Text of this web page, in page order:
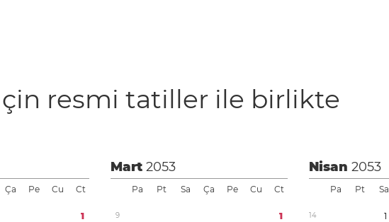
resmi tatiller ile birlikte
Ça Pe Cu Ct
1
Mart2053
Pa Pt Sa Ça Pe Cu Ct
9 1
Nisan2053
Pa Pt Sa
14 1